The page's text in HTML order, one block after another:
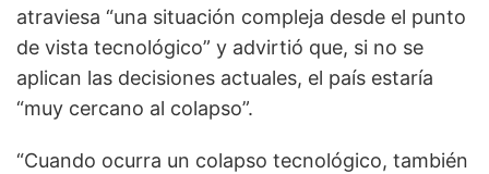
atraviesa “una situación compleja desde el punto
de vista tecnológico” y advirtió que, si no se
aplican las decisiones actuales, el país estaría
“muy cercano al colapso”.
“Cuando ocurra un colapso tecnológico, también